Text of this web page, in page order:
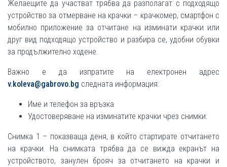
Желаещите да участват трябва да разполагат с подходящо
устройство за отмерване на крачки – крачкомер, смартфон с
мобилно приложение за отчитане на изминати крачки или
друг вид подходящо устройство и разбира се, удобни обувки
за продължително ходене.
Важно е да изпратите на електронен адрес
v.koleva@gabrovo.bg следната информация:
Име и телефон за връзка
Удостоверяване на изминатите крачки чрез снимки:
Снимка 1 – показваща деня, в който стартирате отчитането
на крачки. На снимката трябва да се вижда екранът на
устройството, занулен брояч за отчитането на крачки и